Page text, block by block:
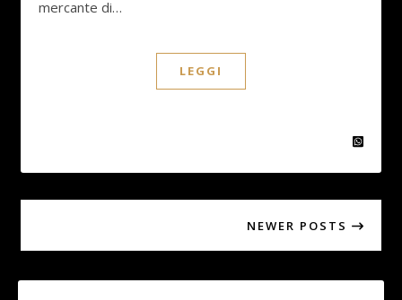
mercante di…
LEGGI
NEWER POSTS